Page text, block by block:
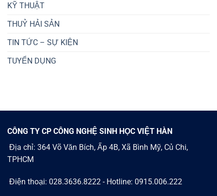
KỸ THUẬT
THUỶ HẢI SẢN
TIN TỨC – SỰ KIỆN
TUYỂN DỤNG
CÔNG TY CP CÔNG NGHỆ SINH HỌC VIỆT HÀN
Địa chỉ: 364 Võ Văn Bích, Ấp 4B, Xã Bình Mỹ, Củ Chi,
TPHCM
Điện thoại: 028.3636.8222 - Hotline: 0915.006.222